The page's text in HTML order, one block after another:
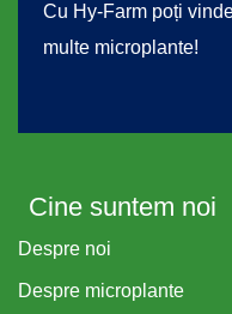
Cu Hy-Farm poți
multe microplante!
Cine suntem noi
Despre noi
Despre microplante